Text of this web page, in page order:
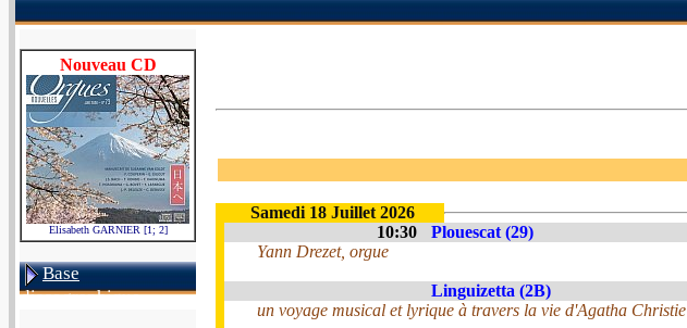
Nouveau CD
Elisabeth GARNIER [1; 2]
Base
discographique
Samedi 18 Juillet 2026
10:30
Plouescat (29)
Yann Drezet, orgue
Linguizetta (2B)
un voyage musical et lyrique à travers la vie d'Agatha Christie